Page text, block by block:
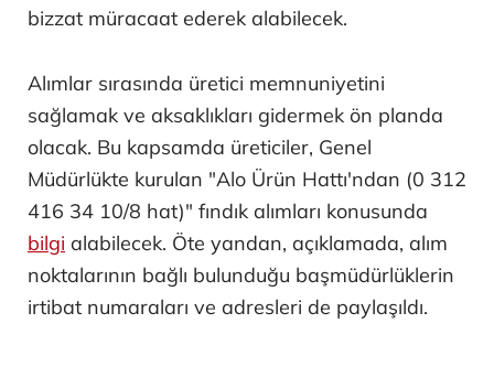
bizzat müracaat ederek alabilecek.
Alımlar sırasında üretici memnuniyetini
sağlamak ve aksaklıkları gidermek ön planda
olacak. Bu kapsamda üreticiler, Genel
Müdürlükte kurulan "Alo Ürün Hattı'ndan (0 312
416 34 10/8 hat)" fındık alımları konusunda
bilgi alabilecek. Öte yandan, açıklamada, alım
noktalarının bağlı bulunduğu başmüdürlüklerin
irtibat numaraları ve adresleri de paylaşıldı.